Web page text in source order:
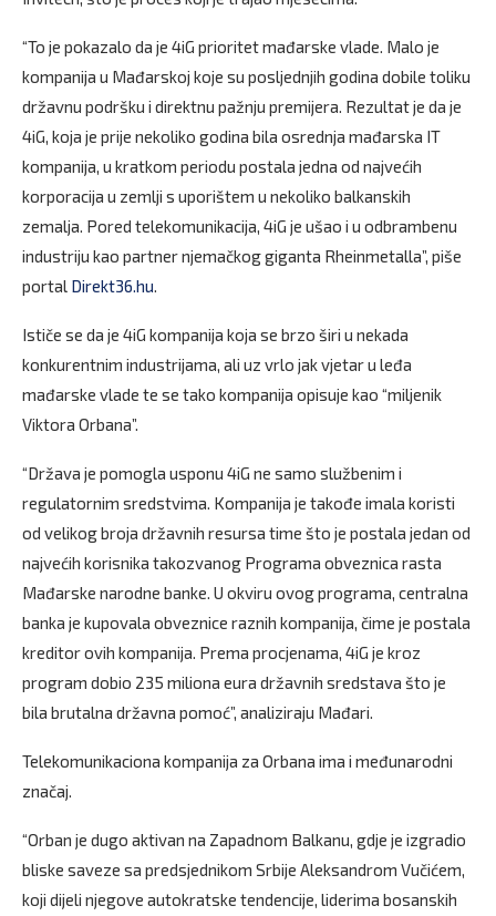
“To je pokazalo da je 4iG prioritet mađarske vlade. Malo je
kompanija u Mađarskoj koje su posljednjih godina dobile toliku
državnu podršku i direktnu pažnju premijera. Rezultat je da je
4iG, koja je prije nekoliko godina bila osrednja mađarska IT
kompanija, u kratkom periodu postala jedna od najvećih
korporacija u zemlji s uporištem u nekoliko balkanskih
zemalja. Pored telekomunikacija, 4iG je ušao i u odbrambenu
industriju kao partner njemačkog giganta Rheinmetalla”, piše
portal Direkt36.hu.
Ističe se da je 4iG kompanija koja se brzo širi u nekada
konkurentnim industrijama, ali uz vrlo jak vjetar u leđa
mađarske vlade te se tako kompanija opisuje kao “miljenik
Viktora Orbana”.
“Država je pomogla usponu 4iG ne samo službenim i
regulatornim sredstvima. Kompanija je takođe imala koristi
od velikog broja državnih resursa time što je postala jedan od
najvećih korisnika takozvanog Programa obveznica rasta
Mađarske narodne banke. U okviru ovog programa, centralna
banka je kupovala obveznice raznih kompanija, čime je postala
kreditor ovih kompanija. Prema procjenama, 4iG je kroz
program dobio 235 miliona eura državnih sredstava što je
bila brutalna državna pomoć”, analiziraju Mađari.
Telekomunikaciona kompanija za Orbana ima i međunarodni
značaj.
“Orban je dugo aktivan na Zapadnom Balkanu, gdje je izgradio
bliske saveze sa predsjednikom Srbije Aleksandrom Vučićem,
koji dijeli njegove autokratske tendencije, liderima bosanskih